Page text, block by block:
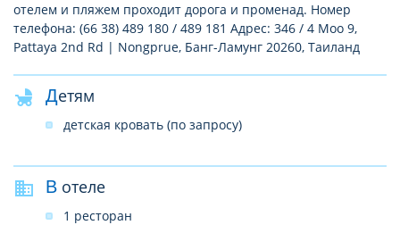
отелем и пляжем проходит дорога и променад. Номер
телефона: (66 38) 489 180 / 489 181 Адрес: 346 / 4 Moo 9,
Pattaya 2nd Rd | Nongprue, Банг-Ламунг 20260, Таиланд
Детям
детская кровать (по запросу)
В отеле
1 ресторан